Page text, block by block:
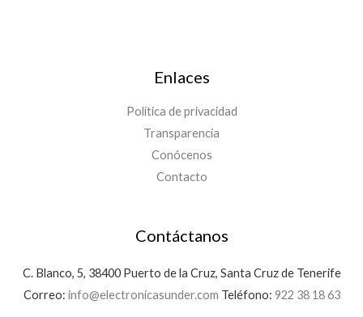
Enlaces
Política de privacidad
Transparencia
Conócenos
Contacto
Contáctanos
C. Blanco, 5, 38400 Puerto de la Cruz, Santa Cruz de Tenerife
Correo: info@electronicasunder.com Teléfono: 922 38 18 63